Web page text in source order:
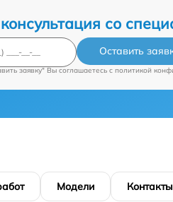
со
Оставить
заявку" Вы соглашаетесь c политикой
Модели Контакты